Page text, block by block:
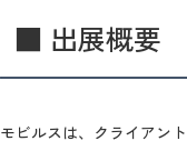
■ 出展概要
モビルスは、クライアン